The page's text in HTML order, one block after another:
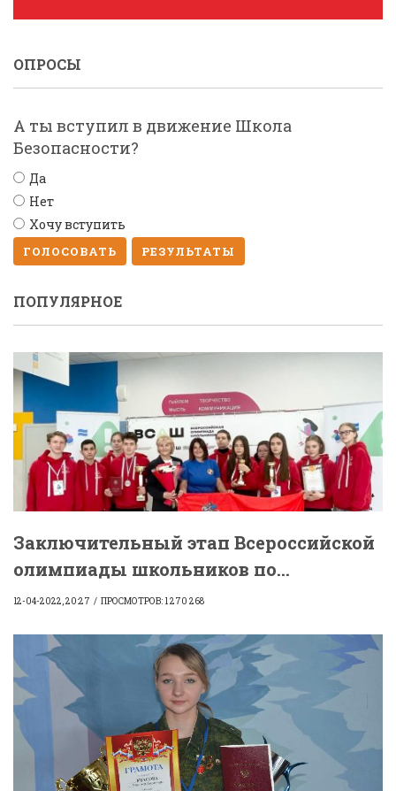
ОПРОСЫ
А ты вступил в движение Школа
Безопасности?
Да
Нет
Хочу вступить
ГОЛОСОВАТЬ РЕЗУЛЬТАТЫ
ПОПУЛЯРНОЕ
Заключительный этап Всероссийской
олимпиады школьников по...
12-04-2022, 20:27 ПРОСМОТРОВ: 1 270 268